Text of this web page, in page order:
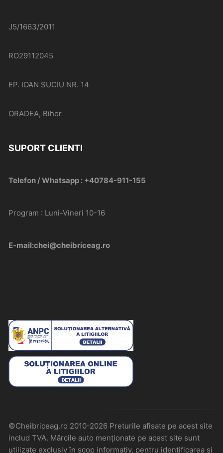
J5/1663/2011
RO29112045
EP. IOAN SUCIU NR. 14
ORADEA, Bihor
SUPORT CLIENTI
Telefon / Whatsapp : +40784-911-155
Program : Luni-Vineri 10-16
E-mail:chei@cheibriceag.ro
©Cheibriceag.ro 2010-2026 Preturile afisate pe acest site
includ TVA. Mărcile auto menționate pe acest site sunt
utilizate exclusiv în scop informativ, pentru identificarea și